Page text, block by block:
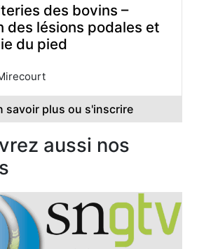
des bovins –
des lésions podales et
du pied
savoir plus ou s'inscrire
aussi nos